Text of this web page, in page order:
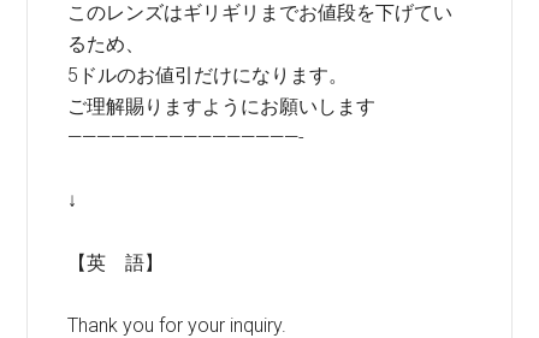
このレンズはギリギリまでお値段を下げてい
るため、
5ドルのお値引だけになります。
ご理解賜りますようにお願いします
————————————————-
↓
【英 語】
Thank you for your inquiry.